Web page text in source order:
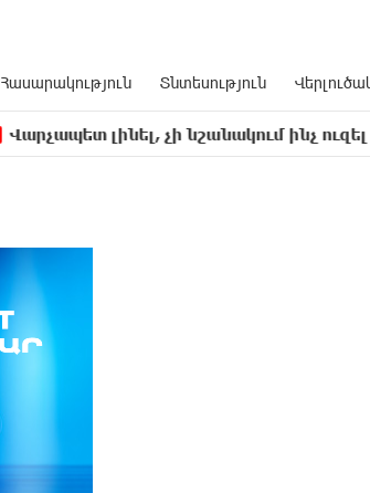
Հասարակություն Տնտեսություն
չի նշանակում ինչ ուզել անել